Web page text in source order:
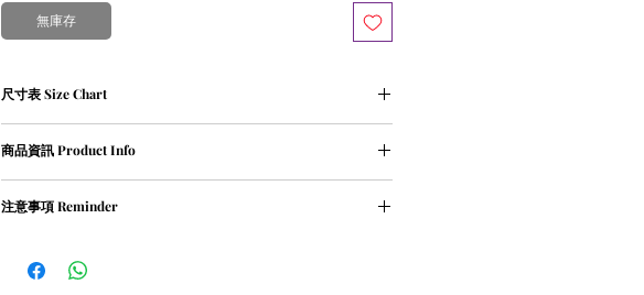
無庫存
尺寸表 Size Chart
S碼﹕衣長 72 cm | 胸寬 114 cm
XL碼﹕衣長 78 cm | 胸寬 126 cm
商品資訊 Product Info
② Weight 320g
注意事項 Reminder
② 請勿乾衣, 否則會造成尺寸縮細